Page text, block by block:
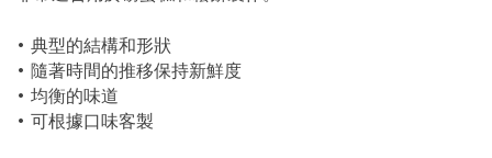
• 典型的結構和形狀
• 隨著時間的推移保持新鮮度
• 均衡的味道
• 可根據口味客製